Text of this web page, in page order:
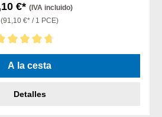
€* (IVA incluido)
(91,10 €* / 1 PCE)
4.75 de 5 estrellas
A la cesta
Detalles